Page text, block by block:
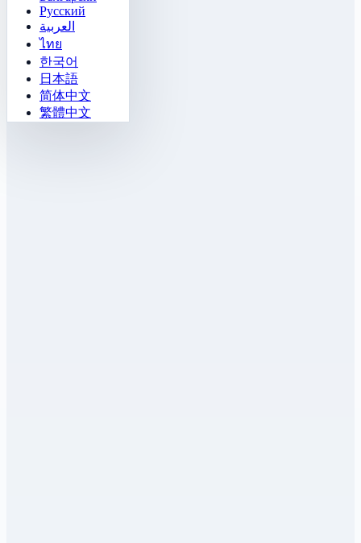
Русский
العربية
ไทย
한국어
日本語
简体中文
繁體中文